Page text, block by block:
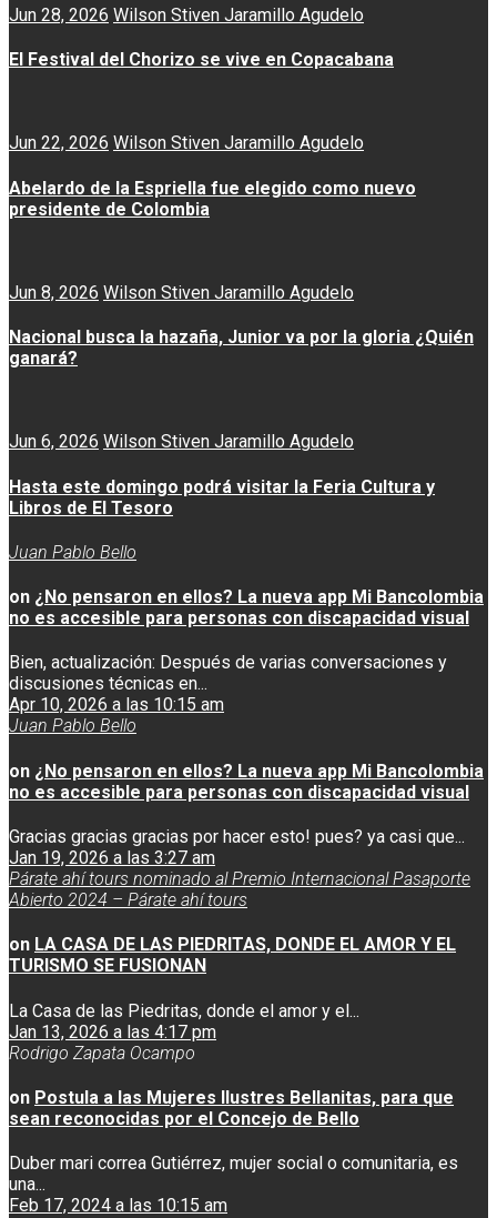
Jun 28, 2026 Wilson Stiven Jaramillo Agudelo
El Festival del Chorizo se vive en Copacabana
Jun 22, 2026 Wilson Stiven Jaramillo Agudelo
Abelardo de la Espriella fue elegido como nuevo
presidente de Colombia
Jun 8, 2026 Wilson Stiven Jaramillo Agudelo
Nacional busca la hazaña, Junior va por la gloria ¿Quién
ganará?
Jun 6, 2026 Wilson Stiven Jaramillo Agudelo
Hasta este domingo podrá visitar la Feria Cultura y
Libros de El Tesoro
Juan Pablo Bello
on ¿No pensaron en ellos? La nueva app Mi Bancolombia
no es accesible para personas con discapacidad visual
Bien, actualización: Después de varias conversaciones y
discusiones técnicas en...
Apr 10, 2026 a las 10:15 am
Juan Pablo Bello
on ¿No pensaron en ellos? La nueva app Mi Bancolombia
no es accesible para personas con discapacidad visual
Gracias gracias gracias por hacer esto! pues? ya casi que...
Jan 19, 2026 a las 3:27 am
Párate ahí tours nominado al Premio Internacional Pasaporte
Abierto 2024 – Párate ahí tours
on LA CASA DE LAS PIEDRITAS, DONDE EL AMOR Y EL
TURISMO SE FUSIONAN
La Casa de las Piedritas, donde el amor y el...
Jan 13, 2026 a las 4:17 pm
Rodrigo Zapata Ocampo
on Postula a las Mujeres Ilustres Bellanitas, para que
sean reconocidas por el Concejo de Bello
Duber mari correa Gutiérrez, mujer social o comunitaria, es
una...
Feb 17, 2024 a las 10:15 am